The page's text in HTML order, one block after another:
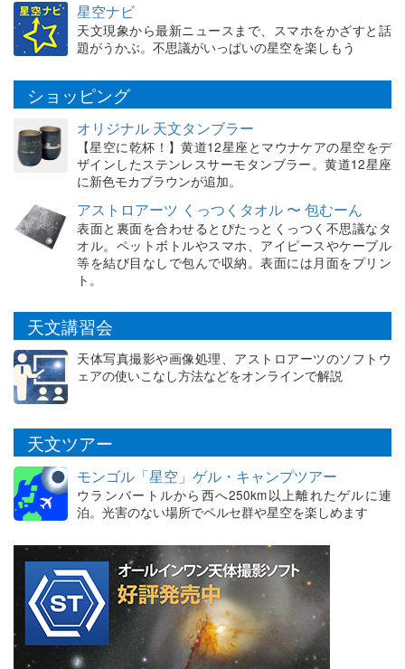
星空ナビ
天文現象から最新ニュースまで、スマホをかざすと話
題がうかぶ。不思議がいっぱいの星空を楽しもう
ショッピング
オリジナル 天文タンブラー
【星空に乾杯！】黄道12星座とマウナケアの星空をデ
ザインしたステンレスサーモタンブラー。黄道12星座
に新色モカブラウンが追加。
アストロアーツ くっつくタオル 〜 包むーん
表面と裏面を合わせるとぴたっとくっつく不思議なタ
オル。ペットボトルやスマホ、アイピースやケーブル
等を結び目なしで包んで収納。表面には月面をプリン
ト。
天文講習会
天体写真撮影や画像処理、アストロアーツのソフトウ
ェアの使いこなし方法などをオンラインで解説
天文ツアー
モンゴル「星空」ゲル・キャンプツアー
ウランバートルから西へ250km以上離れたゲルに連
泊。光害のない場所でペルセ群や星空を楽しめます